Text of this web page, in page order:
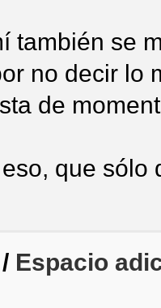
también se
no decir lo
de
que sólo
/ Espacio